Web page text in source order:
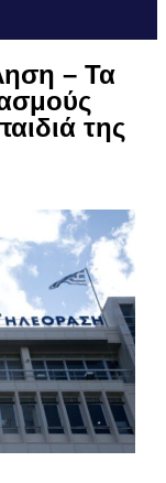
– Τα
της